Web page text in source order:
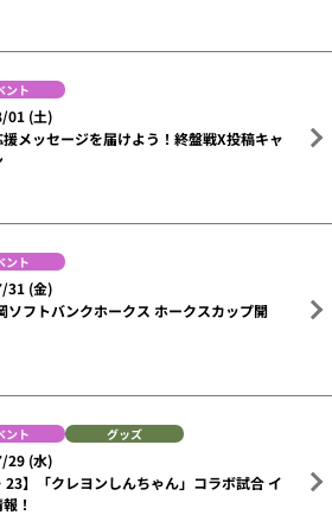
ント
01 (土)
メッセージを届けよう！終盤戦X投稿キャ
ント
31 (金)
ソフトバンクホークス ホークスカップ開
ント グッズ
29 (水)
23】「クレヨンしんちゃん」コラボ試合 イ
！